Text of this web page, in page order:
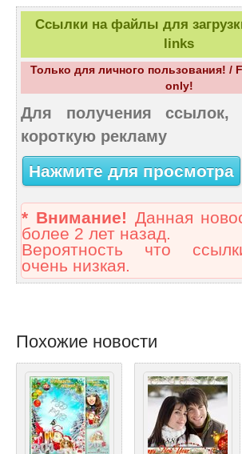
Ссылки на файлы для
links
Только для личного пользования! /
only!
Для получения ссылок,
короткую рекламу
Нажмите для просмотра
* Внимание! Данная
более 2 лет назад.
Вероятность что
очень низкая.
Похожие новости